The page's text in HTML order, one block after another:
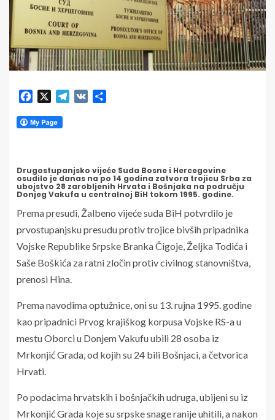
Facebook Telegram
VK
Drugostupanjsko vijeće Suda Bosne i Hercegovine
osudilo je danas na po 14 godina zatvora trojicu Srba za
ubojstvo 28 zarobljenih Hrvata i Bošnjaka na području
Donjeg Vakufa u centralnoj BiH tokom 1995. godine.
Prema presudi, Žalbeno vijeće suda BiH potvrdilo je
prvostupanjsku presudu protiv trojice bivših pripadnika
Vojske Republike Srpske Branka Čigoje, Željka Todića i
Saše Boškića za ratni zločin protiv civilnog stanovništva,
prenosi Hina.
Prema navodima optužnice, oni su 13. rujna 1995. godine
kao pripadnici Prvog krajiškog korpusa Vojske RS-a u
mestu Oborci u Donjem Vakufu ubili 28 osoba iz
Mrkonjić Grada, od kojih su 24 bili Bošnjaci, a četvorica
Hrvati.
Po podacima hrvatskih i bošnjačkih udruga, ubijeni su iz
Mrkonjić Grada koje su srpske snage ranije uhitili, a nakon